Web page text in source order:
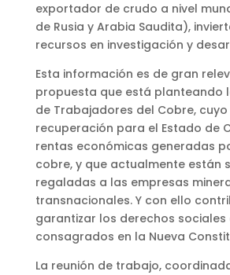
exportador de crudo a nivel
de Rusia y Arabia Saudita),
recursos en investigación y
Esta información es de gran
propuesta que está planteando
de Trabajadores del Cobre,
recuperación para el Estado de
rentas económicas generadas
cobre, y que actualmente están
regaladas a las empresas
transnacionales. Y con ello
garantizar los derechos
consagrados en la Nueva
La reunión de trabajo,